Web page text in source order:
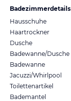
Badezimmerdetails
Hausschuhe
Haartrockner
Dusche
Badewanne/Dusche
Badewanne
Jacuzzi/Whirlpool
Toilettenartikel
Bademantel